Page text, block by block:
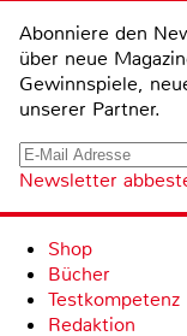
Abonniere den
über neue
Gewinnspiele,
unserer Partner.
Newsletter
Shop
Bücher
Testkompetenz
Redaktion